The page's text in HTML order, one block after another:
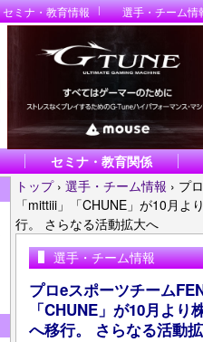
セミナ・教育情報 選手・チーム情
セミナ・教育関係
トップ › 選手・チーム情報 › プ
「mittiii」「CHUNE」が10月
行。 さらなる活動拡大へ
選手・チーム情報
プロeスポーツチーム
「CHUNE」が10月よ
へ移行。 さらなる活動